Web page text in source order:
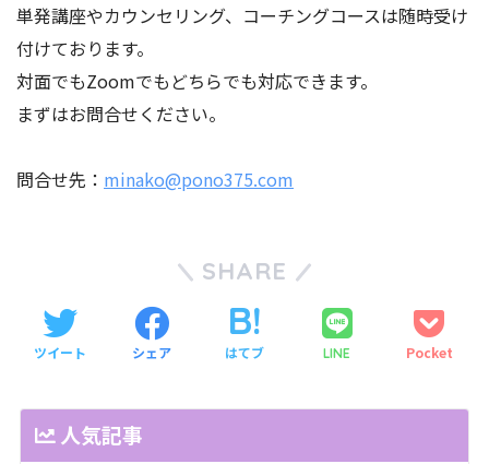
単発講座やカウンセリング、コーチングコースは随時受け
付けております。
対面でもZoomでもどちらでも対応できます。
まずはお問合せください。
問合せ先： minako@pono375.com
SHARE
ツイート シェア はてブ LINE Pocket
人気記事